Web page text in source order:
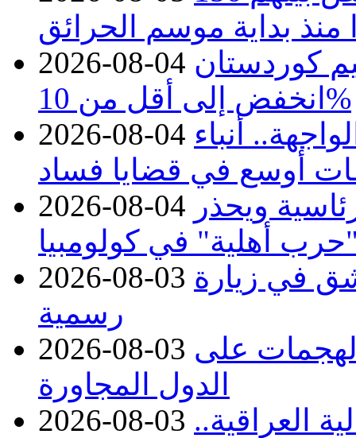
منذ بداية موسم الحرائق
2026-08-04 كوردستان
انخفض إلى أقل من 10%
2026-08-04 أنباء
أوسع في قضايا فساد
2026-08-04 ويحذر
أهلية" في كولومبيا
2026-08-03 في زيارة
رسمية
2026-08-03 على
الدول المجاورة
2026-08-03 العراقية..